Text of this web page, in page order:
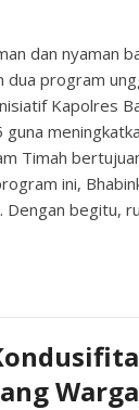
dan nyaman
program
Kapolres
Timah
ini,
begitu,
Warga